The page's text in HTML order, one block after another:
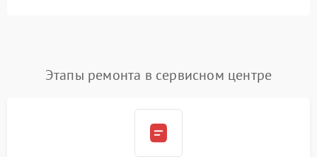
Этапы ремонта в сервисном центре